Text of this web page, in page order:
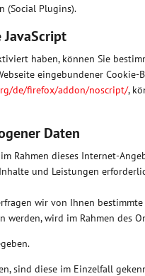
(Social Plugins).
haben, können Sie
eingebundener
de/firefox/addon/noscript/,
Daten
Rahmen dieses Internet-
und Leistungen
wir von Ihnen
werden, wird im Rahmen des
sind diese im Einzelfall